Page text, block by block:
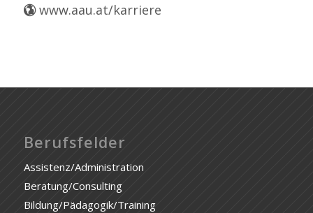
www.aau.at/karriere
Berufsfelder
Assistenz/Administration
Beratung/Consulting
Bildung/Pädagogik/Training